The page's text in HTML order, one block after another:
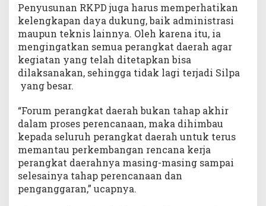
Penyusunan RKPD juga harus memperhatikan
kelengkapan daya dukung, baik administrasi
maupun teknis lainnya. Oleh karena itu, ia
mengingatkan semua perangkat daerah agar
kegiatan yang telah ditetapkan bisa
dilaksanakan, sehingga tidak lagi terjadi Silpa
yang besar.
“Forum perangkat daerah bukan tahap akhir
dalam proses perencanaan, maka dihimbau
kepada seluruh perangkat daerah untuk terus
memantau perkembangan rencana kerja
perangkat daerahnya masing-masing sampai
selesainya tahap perencanaan dan
penganggaran,” ucapnya.